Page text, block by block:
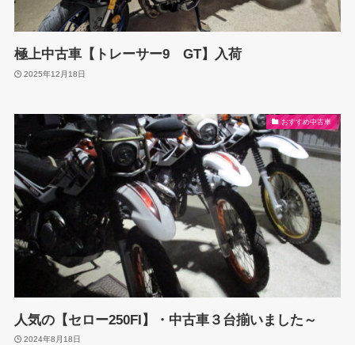
極上中古車【トレーサー9 GT】入荷
2025年12月18日
おすすめ中古車
人気の【セロー250FI】・中古車３台揃いました～
2024年8月18日